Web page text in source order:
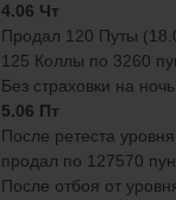
4.06 Чт
Продал 120 Путы
125 Коллы по 3260
Без страховки на
5.06 Пт
После ретеста
продал по 127570
После отбоя от